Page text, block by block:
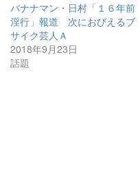
バナナマン・日村「１６年前
淫行」報道 次におびえるブ
サイク芸人Ａ
2018年9月23日
話題